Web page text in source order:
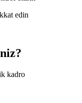
edin
kadro